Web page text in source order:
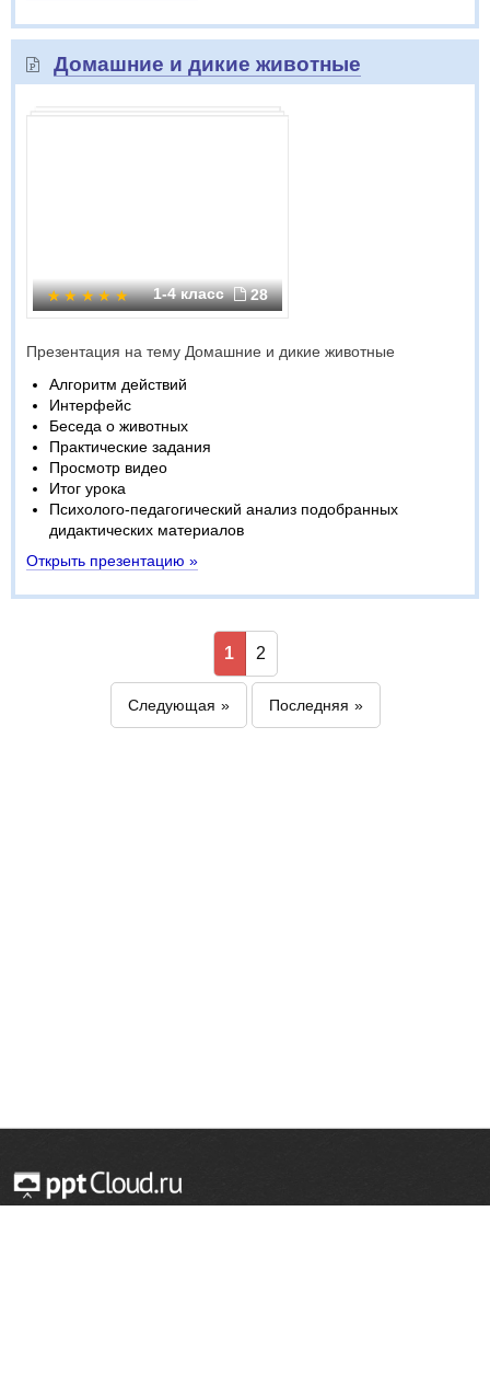
Домашние и дикие животные
1-4 класс 28
Презентация на тему Домашние и дикие животные
Алгоритм действий
Интерфейс
Беседа о животных
Практические задания
Просмотр видео
Итог урока
Психолого-педагогический анализ подобранных
дидактических материалов
Открыть презентацию »
1 2
Следующая Последняя